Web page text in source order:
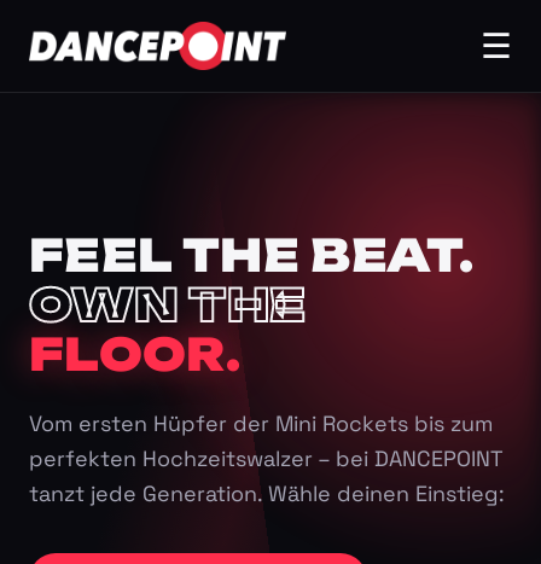
☰
FEEL THE BEAT.
OWN THE
FLOOR.
Vom ersten Hüpfer der Mini Rockets bis zum
perfekten Hochzeitswalzer – bei DANCEPOINT
tanzt jede Generation. Wähle deinen Einstieg: